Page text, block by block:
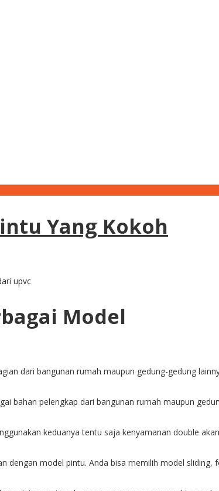
Yang Kokoh
upvc
Model
dari bangunan rumah maupun gedung-gedung
bahan pelengkap dari bangunan rumah maupun
keduanya tentu saja kenyamanan double
model pintu. Anda bisa memilih model